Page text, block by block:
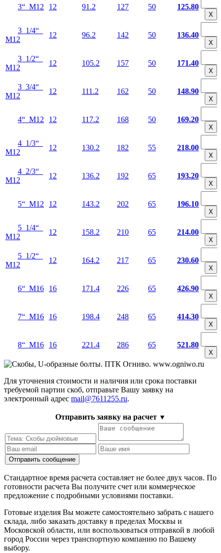
3“ М12 12 91.2 127 50 125.80
Х
3 1/4“
М12
12 96.2 142 50 136.40
Х
3 1/2“
М12
12 105.2 157 50 171.40
Х
3 3/4“
М12
12 111.2 162 50 148.90
Х
4“ М12 12 117.2 168 50 169.20
Х
4 1/3“
М12
12 130.2 182 55 218.00
Х
4 2/3“
М12
12 136.2 192 65 193.20
Х
5“ М12 12 143.2 202 65 196.10
Х
5 1/4“
М12
12 158.2 210 65 214.00
Х
5 1/2“
М12
12 164.2 217 65 230.60
Х
6“ М16 16 171.4 226 65 426.90
Х
7“ М16 16 198.4 248 65 414.30
Х
8“ М16 16 221.4 286 65 521.80
Х
Для уточнения стоимости и наличия или срока поставки
требуемой партии скоб, отправьте Вашу заявку на
электронный адрес mail@7611255.ru.
Отправить заявку на расчет ▼
Стандартное время расчета составляет не более двух часов. По
готовности расчета Вы получите счет или коммерческое
предложение с подробными условиями поставки.
Готовые изделия Вы можете самостоятельно забрать с нашего
склада, либо заказать доставку в пределах Москвы и
Московской области, или воспользоваться отправкой в любой
город России через транспортную компанию по Вашему
выбору.